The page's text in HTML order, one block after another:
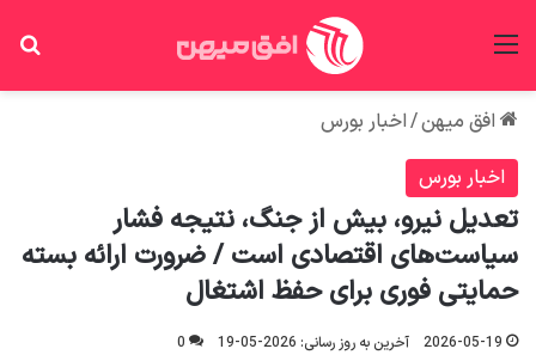
افق میهن/اخبار بورس
اخبار بورس
تعدیل نیرو، بیش از جنگ، نتیجه فشار
سیاست‌های اقتصادی است / ضرورت ارائه بسته
حمایتی فوری برای حفظ اشتغال
2026-05-19 آخرین به روز رسانی: 2026-05-19
0